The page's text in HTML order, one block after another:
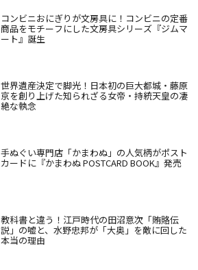
コンビニおにぎりが文房具に！コンビニの定番
商品をモチーフにした文房具シリーズ『ジムマ
ート』誕生
世界遺産決定で脚光！日本初の巨大都城・藤原
京を創り上げた知られざる女帝・持統天皇の凄
絶な執念
手ぬぐい専門店「かまわぬ」の人気柄がポスト
カードに『かまわぬ POSTCARD BOOK』発売
教科書と違う！江戸時代の田沼意次「賄賂伝
説」の嘘と、水野忠邦が「大奥」を敵に回した
本当の理由